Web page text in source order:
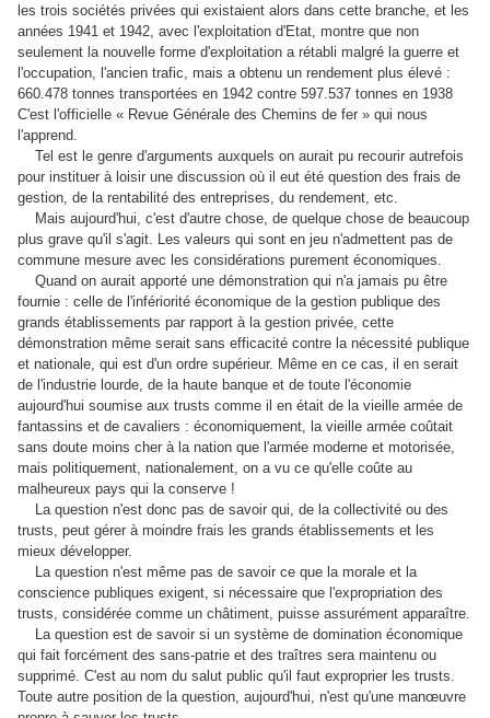
les trois sociétés privées qui existaient alors dans cette branche, et les
années 1941 et 1942, avec l'exploitation d'Etat, montre que non
seulement la nouvelle forme d'exploitation a rétabli malgré la guerre et
l'occupation, l'ancien trafic, mais a obtenu un rendement plus élevé :
660.478 tonnes transportées en 1942 contre 597.537 tonnes en 1938
C'est l'officielle « Revue Générale des Chemins de fer » qui nous
l'apprend.
Tel est le genre d'arguments auxquels on aurait pu recourir autrefois
pour instituer à loisir une discussion où il eut été question des frais de
gestion, de la rentabilité des entreprises, du rendement, etc.
Mais aujourd'hui, c'est d'autre chose, de quelque chose de beaucoup
plus grave qu'il s'agit. Les valeurs qui sont en jeu n'admettent pas de
commune mesure avec les considérations purement économiques.
Quand on aurait apporté une démonstration qui n'a jamais pu être
fournie : celle de l'infériorité économique de la gestion publique des
grands établissements par rapport à la gestion privée, cette
démonstration même serait sans efficacité contre la nécessité publique
et nationale, qui est d'un ordre supérieur. Même en ce cas, il en serait
de l'industrie lourde, de la haute banque et de toute l'économie
aujourd'hui soumise aux trusts comme il en était de la vieille armée de
fantassins et de cavaliers : économiquement, la vieille armée coûtait
sans doute moins cher à la nation que l'armée moderne et motorisée,
mais politiquement, nationalement, on a vu ce qu'elle coûte au
malheureux pays qui la conserve !
La question n'est donc pas de savoir qui, de la collectivité ou des
trusts, peut gérer à moindre frais les grands établissements et les
mieux développer.
La question n'est même pas de savoir ce que la morale et la
conscience publiques exigent, si nécessaire que l'expropriation des
trusts, considérée comme un châtiment, puisse assurément apparaître.
La question est de savoir si un système de domination économique
qui fait forcément des sans-patrie et des traîtres sera maintenu ou
supprimé. C'est au nom du salut public qu'il faut exproprier les trusts.
Toute autre position de la question, aujourd'hui, n'est qu'une manœuvre